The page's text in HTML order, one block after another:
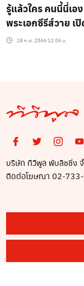
รู้แล้วใคร คนนี้นี่เอง
พระเอกซีรีส์วาย เ
– ภรรยา หลังมีข่าวเ
18 ก.พ. 2566 12:06 น.
บริษัท ทีวีพูล พับลิชชิ่ง
ติดต่อโฆษณา 02-